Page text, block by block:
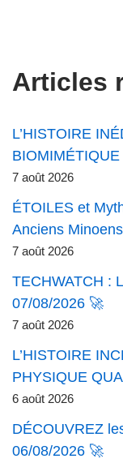
Articles
L’HISTOIRE
7 août 2026
ÉTOILES et
Anciens
7 août 2026
TECHWATCH :
07/08/2026 🚀
7 août 2026
L’HISTOIRE
PHYSIQUE
6 août 2026
DÉCOUVREZ
06/08/2026 🚀